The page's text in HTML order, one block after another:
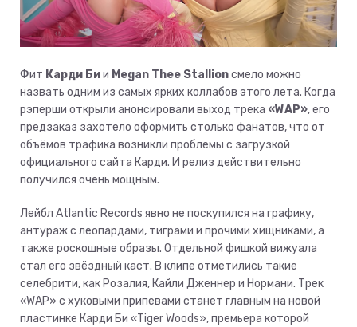
Фит Карди Бии Megan Thee Stallionсмело можно
назвать одним из самых ярких коллабов этого лета. Когда
рэперши открыли анонсировали выход трека «WAP», его
предзаказ захотело оформить столько фанатов, что от
объёмов трафика возникли проблемы с загрузкой
официального сайта Карди. И релиз действительно
получился очень мощным.
Лейбл Atlantic Records явно не поскупился на графику,
антураж с леопардами, тиграми и прочими хищниками, а
также роскошные образы. Отдельной фишкой вижуала
стал его звёздный каст. В клипе отметились такие
селебрити, как Розалия, Кайли Дженнер и Нормани. Трек
«WAP» с хуковыми припевами станет главным на новой
пластинке Карди Би «Tiger Woods», премьера которой